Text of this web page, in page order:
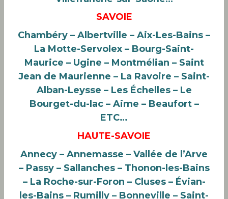
SAVOIE
Chambéry – Albertville – Aix-Les-Bains –
La Motte-Servolex – Bourg-Saint-
Maurice – Ugine – Montmélian – Saint
Jean de Maurienne – La Ravoire – Saint-
Alban-Leysse – Les Échelles – Le
Bourget-du-lac – Aime – Beaufort–
ETC…
HAUTE-SAVOIE
Annecy – Annemasse – Vallée de l’Arve
– Passy – Sallanches – Thonon-les-Bains
– La Roche-sur-Foron – Cluses – Évian-
les-Bains – Rumilly – Bonneville – Saint-